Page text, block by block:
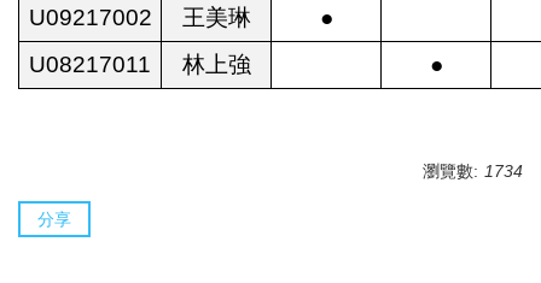
U09217002
王美琳
●
U08217011
林上強 ●
瀏覽數: 1734
分享